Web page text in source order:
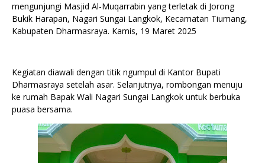
mengunjungi Masjid Al-Muqarrabin yang terletak di Jorong
Bukik Harapan, Nagari Sungai Langkok, Kecamatan Tiumang,
Kabupaten Dharmasraya. Kamis, 19 Maret 2025
Kegiatan diawali dengan titik ngumpul di Kantor Bupati
Dharmasraya setelah asar. Selanjutnya, rombongan menuju
ke rumah Bapak Wali Nagari Sungai Langkok untuk berbuka
puasa bersama.